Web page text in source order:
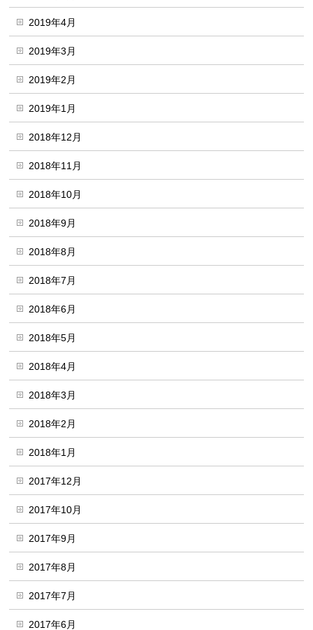
2019年4月
2019年3月
2019年2月
2019年1月
2018年12月
2018年11月
2018年10月
2018年9月
2018年8月
2018年7月
2018年6月
2018年5月
2018年4月
2018年3月
2018年2月
2018年1月
2017年12月
2017年10月
2017年9月
2017年8月
2017年7月
2017年6月